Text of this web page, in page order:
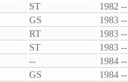
ST 1982 --
GS 1983 --
RT 1983 --
ST 1983 --
-- 1984 --
GS 1984 --